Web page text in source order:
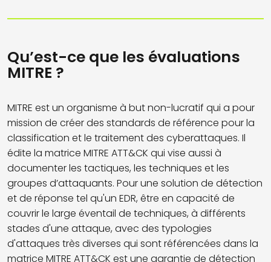
Qu’est-ce que les évaluations
MITRE ?
MITRE est un organisme à but non-lucratif qui a pour
mission de créer des standards de référence pour la
classification et le traitement des cyberattaques. Il
édite la matrice MITRE ATT&CK qui vise aussi à
documenter les tactiques, les techniques et les
groupes d’attaquants. Pour une solution de détection
et de réponse tel qu'un EDR, être en capacité de
couvrir le large éventail de techniques, à différents
stades d'une attaque, avec des typologies
d'attaques très diverses qui sont référencées dans la
matrice MITRE ATT&CK est une garantie de détection